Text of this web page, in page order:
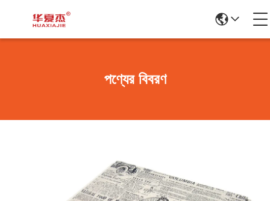
পণ্যের বিবরণ